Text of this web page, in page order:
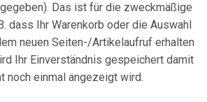
Das ist für die zweckmäßige
dass Ihr Warenkorb oder die Auswahl
neuen Seiten-/Artikelaufruf erhalten
Ihr Einverständnis gespeichert damit
noch einmal angezeigt wird.
+49 7950 1345
topgeo.com